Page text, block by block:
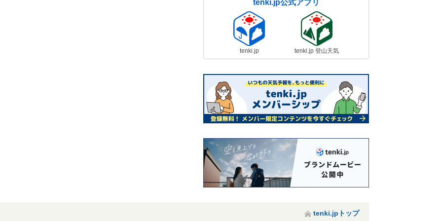
tenki.jp公式アプリ
tenki.jp tenki.jp 登山天気
tenki.jpトップ